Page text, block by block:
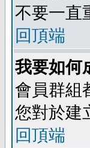
不要一直
回頂端
我要如何
會員群組
您對於建
回頂端